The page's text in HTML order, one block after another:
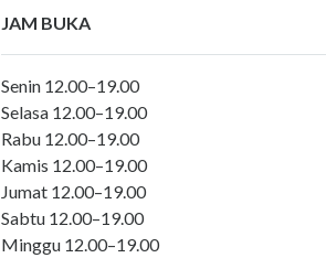
JAM BUKA
Senin 12.00–19.00
Selasa 12.00–19.00
Rabu 12.00–19.00
Kamis 12.00–19.00
Jumat 12.00–19.00
Sabtu 12.00–19.00
Minggu 12.00–19.00